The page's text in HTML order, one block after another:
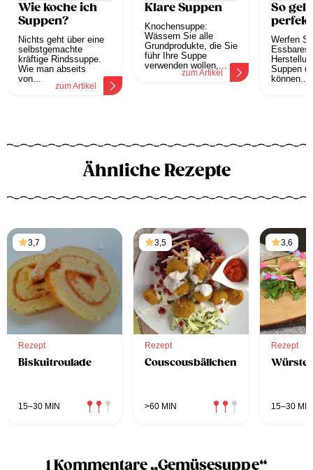
Wie koche ich
Suppen?
Nichts geht über eine
selbstgemachte
kräftige Rindssuppe.
Wie man abseits
von...
zum Artikel
Klare Suppen
Knochensuppe:
Wässern Sie alle
Grundprodukte, die Sie
führ Ihre Suppe
verwenden wollen,...
zum Artikel
So
Werfen
Essbares
Suppen
können...
Ähnliche Rezepte
3,7
Rezept
Biskuitroulade
15–30 MIN
3,5
Rezept
Couscousbällchen
>60 MIN
3,6
Rezept
15–30 MIN
1 Kommentare „Gemüsesuppe“